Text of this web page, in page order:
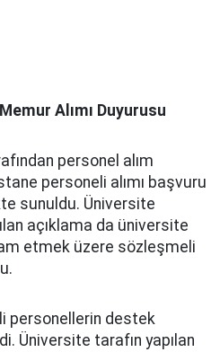
Alımı Duyurusu
personel alım
personeli alımı başvuru
sunuldu. Üniversite
açıklama da üniversite
etmek üzere sözleşmeli
personellerin destek
Üniversite tarafın yapılan